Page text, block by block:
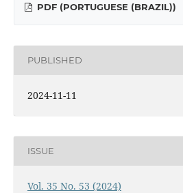
PDF (PORTUGUESE (BRAZIL))
PUBLISHED
2024-11-11
ISSUE
Vol. 35 No. 53 (2024)